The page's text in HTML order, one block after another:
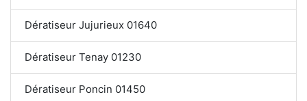
Dératiseur Jujurieux 01640
Dératiseur Tenay 01230
Dératiseur Poncin 01450